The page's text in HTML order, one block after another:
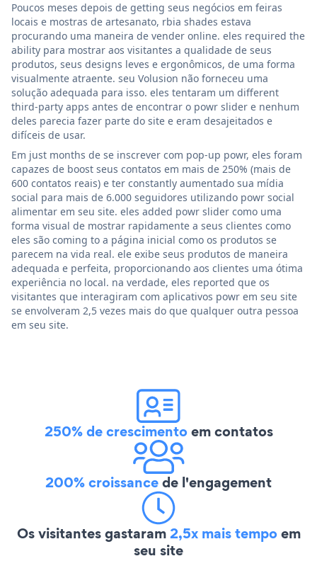
Poucos meses depois de getting seus negócios em feiras
locais e mostras de artesanato, rbia shades estava
procurando uma maneira de vender online. eles required the
ability para mostrar aos visitantes a qualidade de seus
produtos, seus designs leves e ergonômicos, de uma forma
visualmente atraente. seu Volusion não forneceu uma
solução adequada para isso. eles tentaram um different
third-party apps antes de encontrar o powr slider e nenhum
deles parecia fazer parte do site e eram desajeitados e
difíceis de usar.
Em just months de se inscrever com pop-up powr, eles foram
capazes de boost seus contatos em mais de 250% (mais de
600 contatos reais) e ter constantly aumentado sua mídia
social para mais de 6.000 seguidores utilizando powr social
alimentar em seu site. eles added powr slider como uma
forma visual de mostrar rapidamente a seus clientes como
eles são coming to a página inicial como os produtos se
parecem na vida real. ele exibe seus produtos de maneira
adequada e perfeita, proporcionando aos clientes uma ótima
experiência no local. na verdade, eles reported que os
visitantes que interagiram com aplicativos powr em seu site
se envolveram 2,5 vezes mais do que qualquer outra pessoa
em seu site.
250% de crescimentoem contatos
200% croissancede l'engagement
Os visitantes gastaram2,5x mais tempoem
seu site